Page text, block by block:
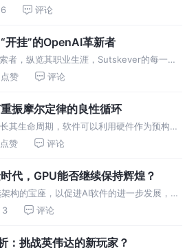
和硬件都清晰地抽象出来，以便能够部署模
6 评论
开挂”的OpenAI革新者
者，纵览其职业生涯，Sutskever的每一次
到黄金。
点赞 评论
振摩尔定律的良性循环
其生命周期，软件可以利用硬件作为预构建
都能加持彼此进入一个新的良性循环，就像
点赞 评论
代，GPU能否继续保持辉煌？
构的宝座，以促进AI软件的进一步发展，并
金时代的明星。
3 评论
挑战英伟达的新玩家？